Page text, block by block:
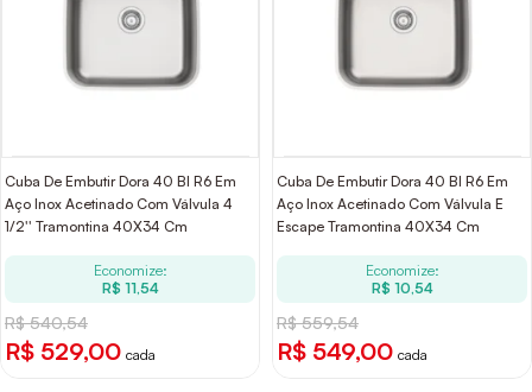
Cuba De Embutir Dora 40 Bl R6 Em
Aço Inox Acetinado Com Válvula 4
1/2'' Tramontina 40X34 Cm
Economize:
R$ 11,54
R$ 540,54
R$ 529,00 cada
Cuba De Embutir Dora 40 Bl R6 Em
Aço Inox Acetinado Com Válvula E
Escape Tramontina 40X34 Cm
Economize:
R$ 10,54
R$ 559,54
R$ 549,00 cada